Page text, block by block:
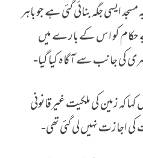
ایسی جگہ بنائی گئی ہے جو باہر
کو اس کے بارے میں‌
کی جانب سے آگاہ کیا گیا-
کہ زمین کی ملکیت غیرقانونی
اجازت نہیں‌ لی گئی تھی-